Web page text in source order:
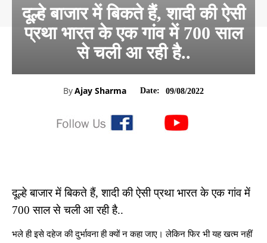
दूल्हे बाजार में बिकते हैं, शादी की ऐसी
प्रथा भारत के एक गांव में 700 साल
से चली आ रही है..
ByAjay Sharma Date: 09/08/2022
दूल्हे बाजार में बिकते हैं, शादी की ऐसी प्रथा भारत के एक गांव में
700 साल से चली आ रही है..
भले ही इसे दहेज की दुर्भावना ही क्यों न कहा जाए। लेकिन फिर भी यह खत्म नहीं